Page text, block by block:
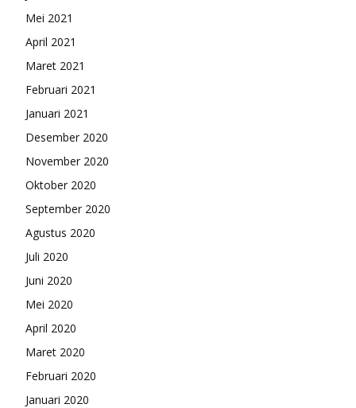
Mei 2021
April 2021
Maret 2021
Februari 2021
Januari 2021
Desember 2020
November 2020
Oktober 2020
September 2020
Agustus 2020
Juli 2020
Juni 2020
Mei 2020
April 2020
Maret 2020
Februari 2020
Januari 2020